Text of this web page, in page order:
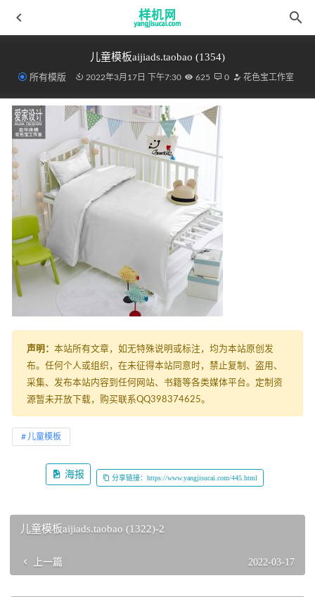
儿童模板aijiads.taobao (1354)
所有模版 2022年3月17日 下午7:30 625 0 花色宝工作室
声明： 本站所有文章，如无特殊说明或标注，均为本站原创发
布。任何个人或组织，在未征得本站同意时，禁止复制、盗用、
采集、发布本站内容到任何网站、书籍等各类媒体平台。定制资
源暂未开放下载，购买联系QQ398374625。
儿童模板
海报 分享链接：https://www.yangjisucai.com/445.html
儿童模板aijiads.taobao (1322)-2
上一篇 2022-03-17
四件套花色宝(2266)智能gif_(4)
2022-04-09
床笠花色宝(2115)gif_(2)
2022-04-10
毛巾Hanging 2022-03-30
凉席花色宝(2252)智能效果3Y
2022-03-30
天丝高光花色宝(2139)XG4
2022-03-19